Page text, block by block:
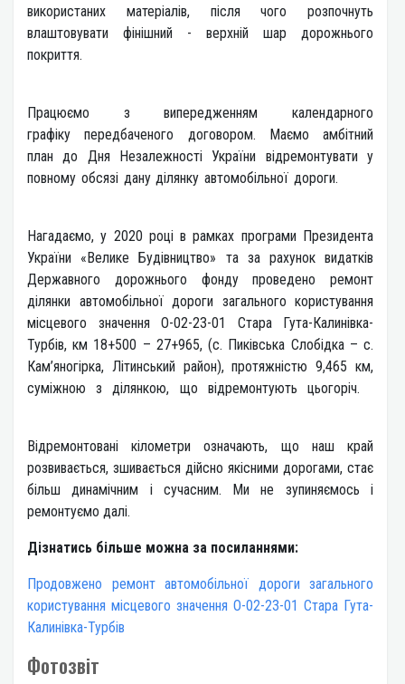
використаних матеріалів, після чого розпочнуть
влаштовувати фінішний - верхній шар дорожнього
покриття.
Працюємо з випередженням календарного
графіку передбаченого договором. Маємо амбітний
план до Дня Незалежності України відремонтувати у
повному обсязі дану ділянку автомобільної дороги.
Нагадаємо, у 2020 році в рамках програми Президента
України «Велике Будівництво» та за рахунок видатків
Державного дорожнього фонду проведено ремонт
ділянки автомобільної дороги загального користування
місцевого значення О-02-23-01 Стара Гута-Калинівка-
Турбів, км 18+500 – 27+965, (с. Пиківська Слобідка – с.
Кам’яногірка, Літинський район), протяжністю 9,465 км,
суміжною з ділянкою, що відремонтують цьогоріч.
Відремонтовані кілометри означають, що наш край
розвивається, зшивається дійсно якісними дорогами, стає
більш динамічним і сучасним. Ми не зупиняємось і
ремонтуємо далі.
Дізнатись більше можна за посиланнями:
Продовжено ремонт автомобільної дороги загального
користування місцевого значення О-02-23-01 Стара Гута-
Калинівка-Турбів
Фотозвіт